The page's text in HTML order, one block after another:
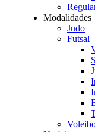
Modalidades
Judo
Futsal